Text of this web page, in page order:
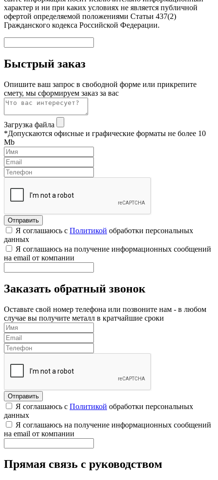
характер и ни при каких условиях не является публичной
офертой определяемой положениями Статьи 437(2)
Гражданского кодекса Российской Федерации.
Быстрый заказ
Опишите ваш запрос в свободной форме или прикрепите
смету, мы сформируем заказ за вас
Загрузка файла
*Допускаются офисные и графические форматы не более 10
Mb
Я соглашаюсь с Политикой обработки персональных
данных
Я соглашаюсь на получение информационных сообщений
на email от компании
Заказать обратный звонок
Оставьте свой номер телефона или позвоните нам - в любом
случае вы получите металл в кратчайшие сроки
Я соглашаюсь с Политикой обработки персональных
данных
Я соглашаюсь на получение информационных сообщений
на email от компании
Прямая связь с руководством